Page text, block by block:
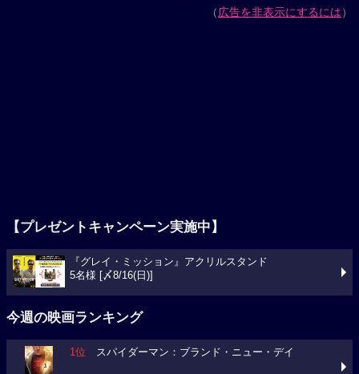
（広告を非表示にするには）
【プレゼントキャンペーン実施中】
『グレイ・ミッション』アクリルスタンド
5名様 [〆8/16(日)]
今週の映画ランキング
1位 スパイダーマン：ブランド・ニュー・デイ